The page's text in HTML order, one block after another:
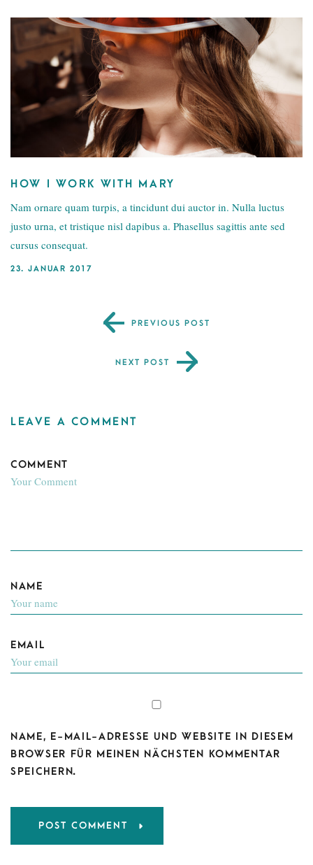
HOW I WORK WITH MARY
Nam ornare quam turpis, a tincidunt dui auctor in. Nulla luctus
justo urna, et tristique nisl dapibus a. Phasellus sagittis ante sed
cursus consequat.
23. JANUAR 2017
PREVIOUS POST
NEXT POST
LEAVE A COMMENT
COMMENT
NAME
EMAIL
NAME, E-MAIL-ADRESSE UND WEBSITE IN DIESEM
BROWSER FÜR MEINEN NÄCHSTEN KOMMENTAR
SPEICHERN.